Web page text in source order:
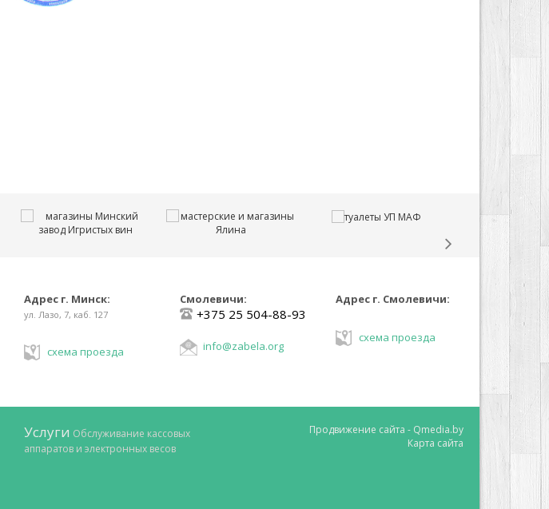
Адрес г. Минск:
ул. Лазо, 7, каб. 127
схема проезда
Смолевичи:
+375 25 504-88-93
info@zabela.org
Адрес г. Смолевичи:
схема проезда
Услуги Обслуживание кассовых
аппаратов и электронных весов
Продвижение сайта - Qmedia.by
Карта сайта